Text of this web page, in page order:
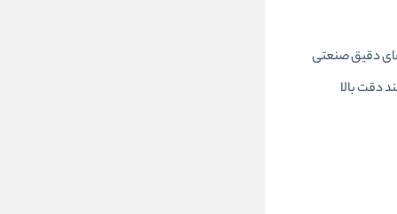
کارهای دقیق صنعتی
دقت بالا